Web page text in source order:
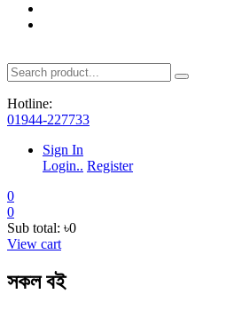
Hotline:
01944-227733
Sign In
Login.. Register
0
0
Sub total: ৳0
View cart
সকল বই